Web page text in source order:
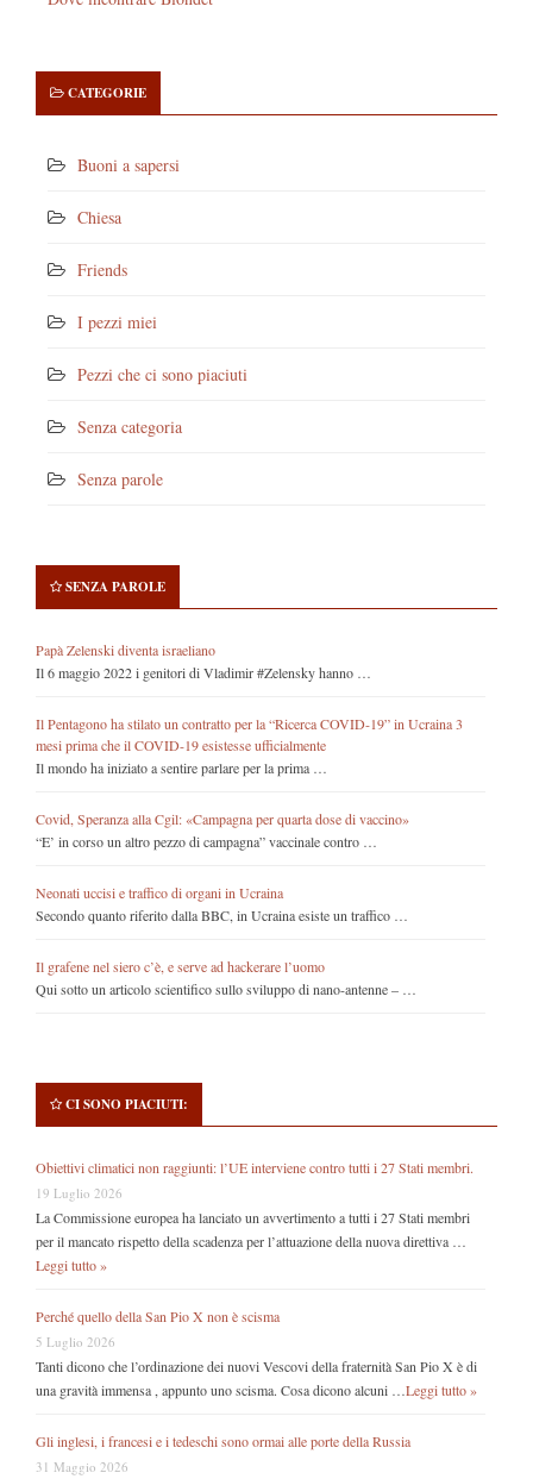
CATEGORIE
Buoni a sapersi
Chiesa
Friends
I pezzi miei
Pezzi che ci sono piaciuti
Senza categoria
Senza parole
SENZA PAROLE
Papà Zelenski diventa israeliano
Il 6 maggio 2022 i genitori di Vladimir #Zelensky hanno …
Il Pentagono ha stilato un contratto per la “Ricerca COVID-19” in Ucraina 3
mesi prima che il COVID-19 esistesse ufficialmente
Il mondo ha iniziato a sentire parlare per la prima …
Covid, Speranza alla Cgil: «Campagna per quarta dose di vaccino»
“E’ in corso un altro pezzo di campagna” vaccinale contro …
Neonati uccisi e traffico di organi in Ucraina
Secondo quanto riferito dalla BBC, in Ucraina esiste un traffico …
Il grafene nel siero c’è, e serve ad hackerare l’uomo
Qui sotto un articolo scientifico sullo sviluppo di nano-antenne – …
CI SONO PIACIUTI:
Obiettivi climatici non raggiunti: l’UE interviene contro tutti i 27 Stati membri.
19 Luglio 2026
La Commissione europea ha lanciato un avvertimento a tutti i 27 Stati membri
per il mancato rispetto della scadenza per l’attuazione della nuova direttiva …
Leggi tutto »
Perché quello della San Pio X non è scisma
5 Luglio 2026
Tanti dicono che l’ordinazione dei nuovi Vescovi della fraternità San Pio X è di
una gravità immensa , appunto uno scisma. Cosa dicono alcuni … Leggi tutto »
Gli inglesi, i francesi e i tedeschi sono ormai alle porte della Russia
31 Maggio 2026